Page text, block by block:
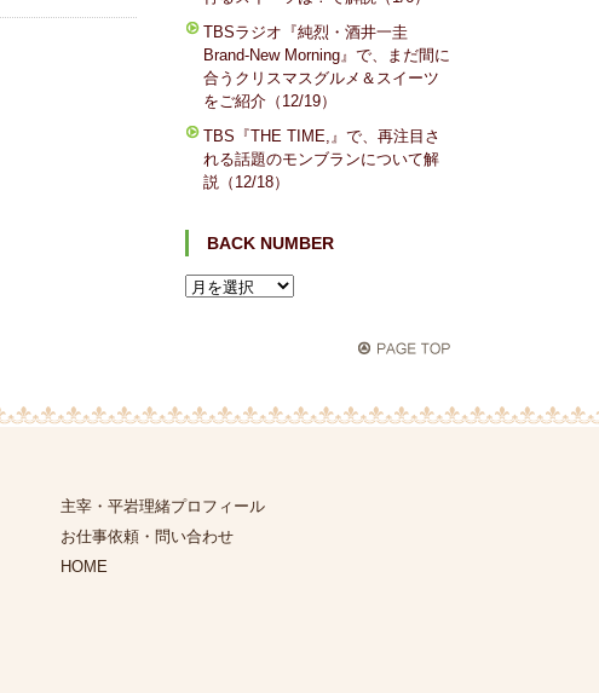
TBSラジオ『純烈・酒井一圭
Brand-New Morning』で、まだ間に
合うクリスマスグルメ＆スイーツ
をご紹介（12/19）
TBS『THE TIME,』で、再注目さ
れる話題のモンブランについて解
説（12/18）
BACK NUMBER
主宰・平岩理緒プロフィール
お仕事依頼・問い合わせ
HOME